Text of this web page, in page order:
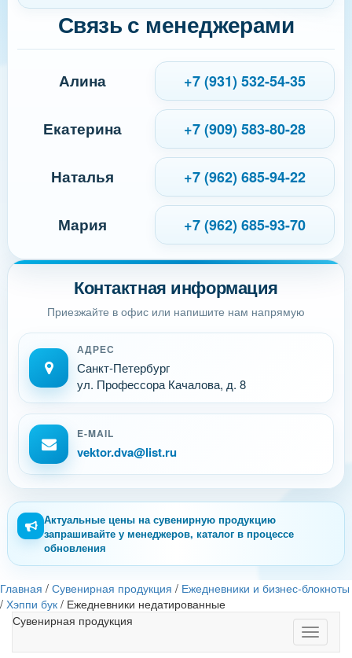
Контактная информация
Приезжайте в офис или напишите нам напрямую
АДРЕС
Санкт-Петербург
ул. Профессора Качалова, д. 8
E-MAIL
vektor.dva@list.ru
Связь с менеджерами
Алина +7 (931) 532-54-35
Екатерина +7 (909) 583-80-28
Наталья +7 (962) 685-94-22
Мария +7 (962) 685-93-70
Актуальные цены на сувенирную продукцию
запрашивайте у менеджеров, каталог в процессе
обновления
Главная / Сувенирная продукция / Ежедневники и бизнес-блокноты
/ Хэппи бук / Ежедневники недатированные
Toggle
Сувенирная продукция